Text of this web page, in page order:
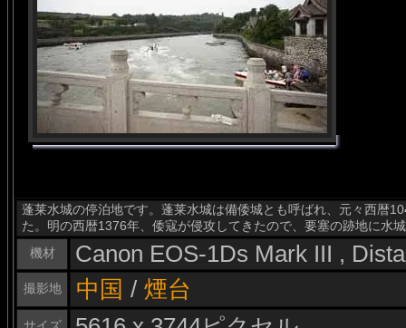
蓬莱水城の停泊地です。蓬莱水城は備倭城とも呼ばれ、元々西暦
た。明の西暦1376年、倭寇が侵攻してきたので、要塞の跡地に水
機材
Canon EOS-1Ds Mark III ,
撮影地 中国 / 煙台